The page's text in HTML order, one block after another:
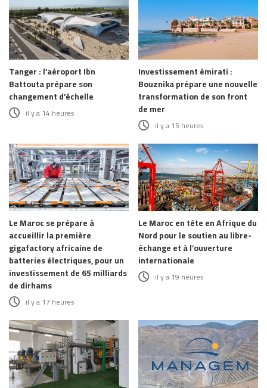
Tanger : l’aéroport Ibn
Battouta prépare son
changement d’échelle
il y a 14 heures
Investissement émirati :
Bouznika prépare une nouvelle
transformation de son front
de mer
il y a 15 heures
Le Maroc se prépare à
accueillir la première
gigafactory africaine de
batteries électriques, pour un
investissement de 65 milliards
de dirhams
il y a 17 heures
Le Maroc en tête en Afrique du
Nord pour le soutien au libre-
échange et à l’ouverture
internationale
il y a 19 heures